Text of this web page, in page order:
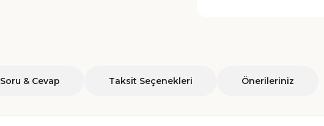
Soru & Cevap Taksit Seçenekleri Önerileriniz